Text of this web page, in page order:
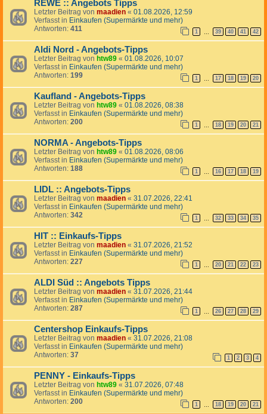
REWE :: Angebots Tipps
Letzter Beitrag von maadien « 01.08.2026, 12:59
Verfasst in Einkaufen (Supermärkte und mehr)
Antworten: 411 1 … 39 40 41 42
Aldi Nord - Angebots-Tipps
Letzter Beitrag von htw89 « 01.08.2026, 10:07
Verfasst in Einkaufen (Supermärkte und mehr)
Antworten: 199 1 … 17 18 19 20
Kaufland - Angebots-Tipps
Letzter Beitrag von htw89 « 01.08.2026, 08:38
Verfasst in Einkaufen (Supermärkte und mehr)
Antworten: 200 1 … 18 19 20 21
NORMA - Angebots-Tipps
Letzter Beitrag von htw89 « 01.08.2026, 08:06
Verfasst in Einkaufen (Supermärkte und mehr)
Antworten: 188 1 … 16 17 18 19
LIDL :: Angebots-Tipps
Letzter Beitrag von maadien « 31.07.2026, 22:41
Verfasst in Einkaufen (Supermärkte und mehr)
Antworten: 342 1 … 32 33 34 35
HIT :: Einkaufs-Tipps
Letzter Beitrag von maadien « 31.07.2026, 21:52
Verfasst in Einkaufen (Supermärkte und mehr)
Antworten: 227 1 … 20 21 22 23
ALDI Süd :: Angebots Tipps
Letzter Beitrag von maadien « 31.07.2026, 21:44
Verfasst in Einkaufen (Supermärkte und mehr)
Antworten: 287 1 … 26 27 28 29
Centershop Einkaufs-Tipps
Letzter Beitrag von maadien « 31.07.2026, 21:08
Verfasst in Einkaufen (Supermärkte und mehr)
Antworten: 37 1 2 3 4
PENNY - Einkaufs-Tipps
Letzter Beitrag von htw89 « 31.07.2026, 07:48
Verfasst in Einkaufen (Supermärkte und mehr)
Antworten: 200 1 … 18 19 20 21